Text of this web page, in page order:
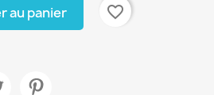
au panier favorite_border